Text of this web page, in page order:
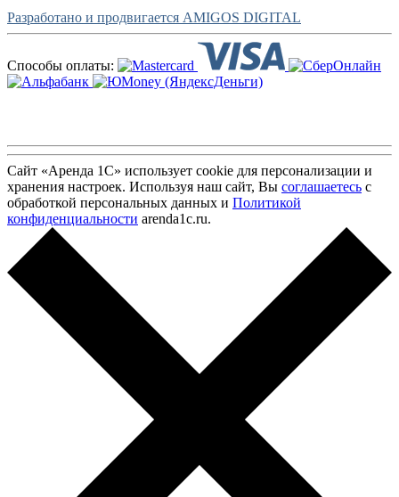
Разработано и продвигается AMIGOS DIGITAL
Способы оплаты:
Сайт «Аренда 1С» использует cookie для персонализации и
хранения настроек. Используя наш сайт, Вы соглашаетесь с
обработкой персональных данных и Политикой
конфиденциальности arenda1c.ru.